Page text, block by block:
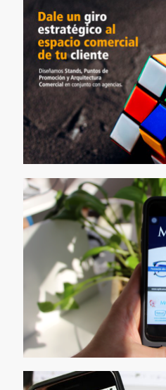
Idea
Biarq
[…]
Newsletter